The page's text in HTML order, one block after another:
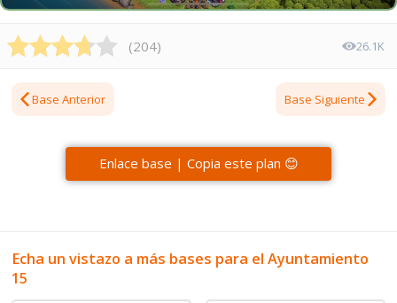
(204) 26.1K
Base Anterior Base Siguiente
Enlace base | Copia este plan 😊
Echa un vistazo a más bases para el Ayuntamiento
15